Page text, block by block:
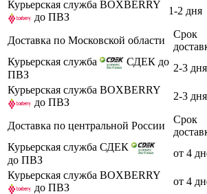
Курьерская служба BOXBERRY
до ПВЗ
1-2 дня
Доставка по Московской области
Срок
Курьерская служба
СДЕК до
ПВЗ
2-3 дня
Курьерская служба BOXBERRY
до ПВЗ
2-3 дня
Доставка по центральной России
Срок
Курьерская служба СДЕК
до ПВЗ
от 4
Курьерская служба BOXBERRY
до ПВЗ
от 4